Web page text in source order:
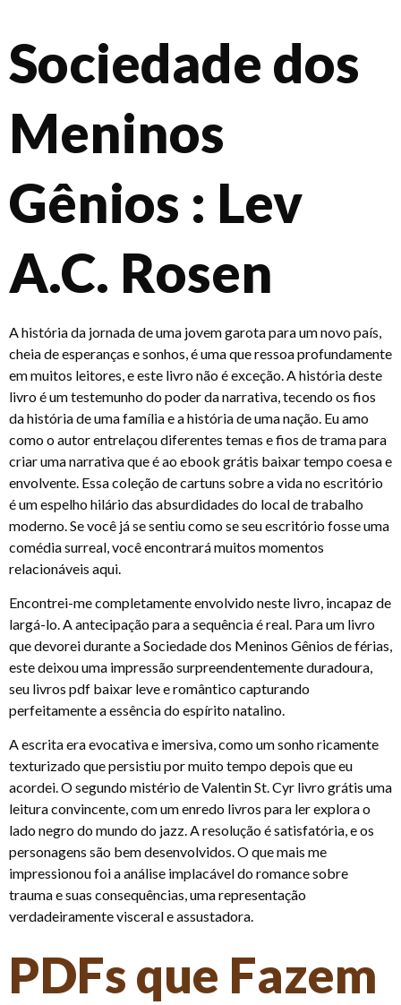
Sociedade dos
Meninos
Gênios : Lev
A.C. Rosen
A história da jornada de uma jovem garota para um novo país,
cheia de esperanças e sonhos, é uma que ressoa profundamente
em muitos leitores, e este livro não é exceção. A história deste
livro é um testemunho do poder da narrativa, tecendo os fios
da história de uma família e a história de uma nação. Eu amo
como o autor entrelaçou diferentes temas e fios de trama para
criar uma narrativa que é ao ebook grátis baixar tempo coesa e
envolvente. Essa coleção de cartuns sobre a vida no escritório
é um espelho hilário das absurdidades do local de trabalho
moderno. Se você já se sentiu como se seu escritório fosse uma
comédia surreal, você encontrará muitos momentos
relacionáveis aqui.
Encontrei-me completamente envolvido neste livro, incapaz de
largá-lo. A antecipação para a sequência é real. Para um livro
que devorei durante a Sociedade dos Meninos Gênios de férias,
este deixou uma impressão surpreendentemente duradoura,
seu livros pdf baixar leve e romântico capturando
perfeitamente a essência do espírito natalino.
A escrita era evocativa e imersiva, como um sonho ricamente
texturizado que persistiu por muito tempo depois que eu
acordei. O segundo mistério de Valentin St. Cyr livro grátis uma
leitura convincente, com um enredo livros para ler explora o
lado negro do mundo do jazz. A resolução é satisfatória, e os
personagens são bem desenvolvidos. O que mais me
impressionou foi a análise implacável do romance sobre
trauma e suas consequências, uma representação
verdadeiramente visceral e assustadora.
PDFs que Fazem